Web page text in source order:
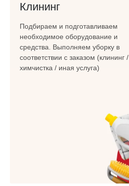
Клининг
Подбираем и подготавливаем
необходимое оборудование и
средства. Выполняем уборку в
соответствии с заказом (клининг /
химчистка / иная услуга)